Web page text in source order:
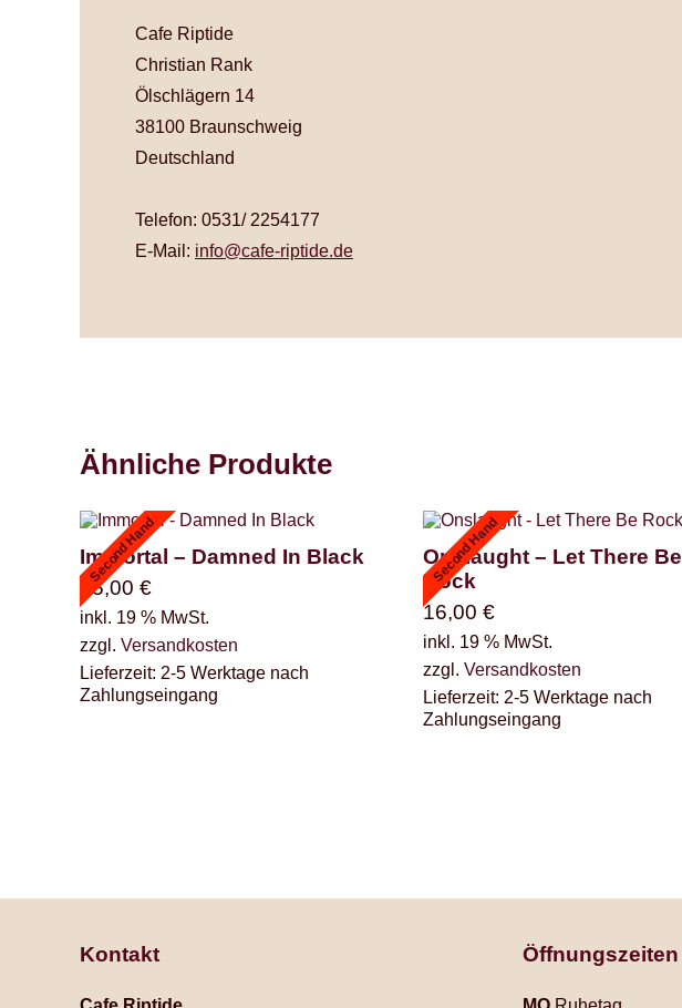
Cafe Riptide
Christian Rank
Ölschlägern 14
38100 Braunschweig
Deutschland
Telefon: 0531/ 2254177
E-Mail: info@cafe-riptide.de
Ähnliche Produkte
Second Hand
Immortal – Damned In Black
45,00 €
inkl. 19 % MwSt.
zzgl. Versandkosten
Lieferzeit: 2-5 Werktage nach
Zahlungseingang
Second Hand
Onslaught – Let There Be
Rock
16,00 €
inkl. 19 % MwSt.
zzgl. Versandkosten
Lieferzeit: 2-5 Werktage nach
Zahlungseingang
Kontakt Öffnungszeiten